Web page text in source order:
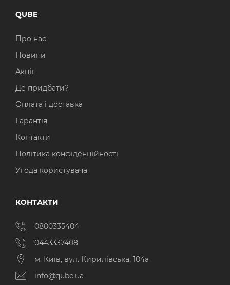
QUBE
Про нас
Новини
Акції
Де придбати?
Оплата і доставка
Гарантія
Контакти
Політика конфіденційності
Угода користувача
КОНТАКТИ
0800335404
0443337408
м. Київ, вул. Кирилівська, 104а
info@qube.ua